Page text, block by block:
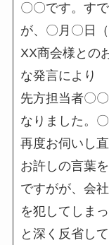
〇〇です。す
が、〇月〇日
XX商会様との
な発言により
先方担当者〇
なりました。
再度お伺いし
お許しの言葉
ですがが、会
を犯してしま
と深く反省し